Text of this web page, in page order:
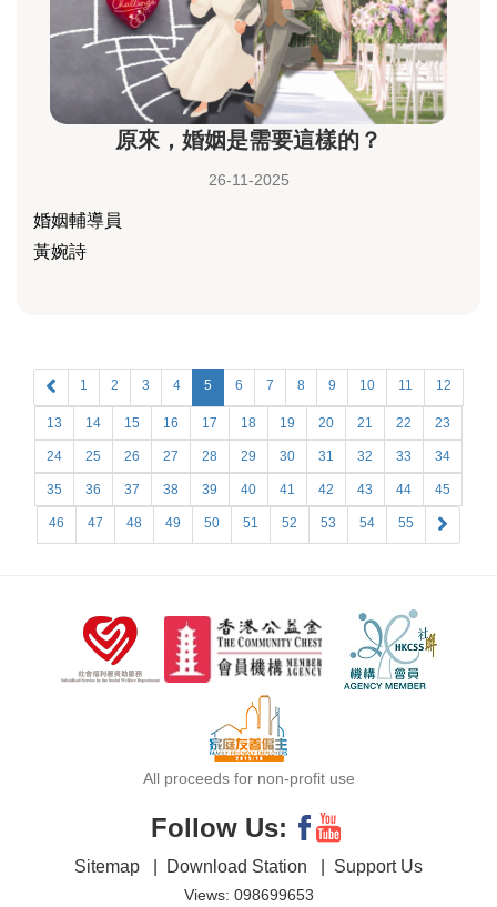
原來，婚姻是需要這樣的？
26-11-2025
婚姻輔導員
黃婉詩
1 2 3 4 5 6 7 8 9 10 11 12
13 14 15 16 17 18 19 20 21 22 23
24 25 26 27 28 29 30 31 32 33 34
35 36 37 38 39 40 41 42 43 44 45
46 47 48 49 50 51 52 53 54 55
All proceeds for non-profit use
Follow Us:
Sitemap Download Station Support Us
Views: 098699653